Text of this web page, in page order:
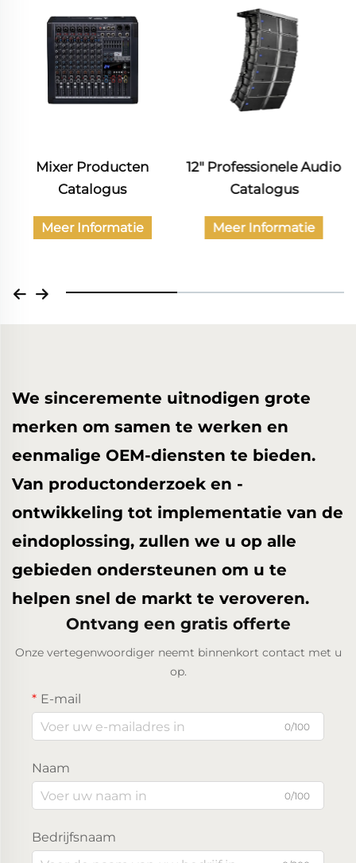
Mixer Producten
Catalogus
Meer Informatie
12" Professionele Audio
Catalogus
Meer Informatie
We sinceremente uitnodigen grote
merken om samen te werken en
eenmalige OEM-diensten te bieden.
Van productonderzoek en -
ontwikkeling tot implementatie van de
eindoplossing, zullen we u op alle
gebieden ondersteunen om u te
helpen snel de markt te veroveren.
Ontvang een gratis offerte
Onze vertegenwoordiger neemt binnenkort contact met u
op.
E-mail
0/100
Naam
0/100
Bedrijfsnaam